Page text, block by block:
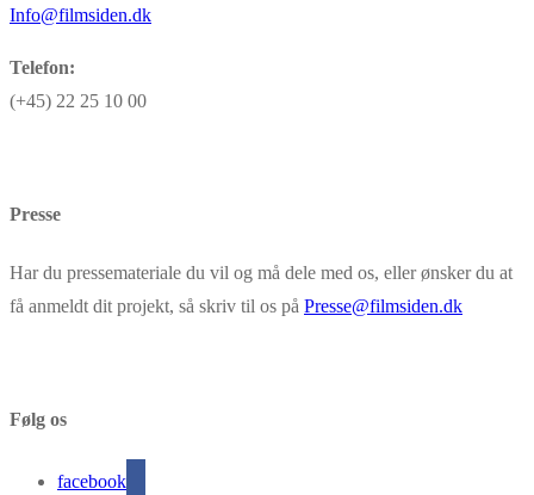
Info@filmsiden.dk
Telefon:
(+45) 22 25 10 00
Presse
Har du pressemateriale du vil og må dele med os, eller ønsker du at
få anmeldt dit projekt, så skriv til os på Presse@filmsiden.dk
Følg os
facebook